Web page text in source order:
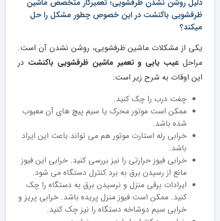
دلیل روشن نشدن ظرفشویی؛ تعمیرکار متخصص ماشین
ظرفشویی باکنشت در این خصوص چطور مشکل را حل
میکند؟
یکی از مشکلات ماشین ظرفشویی، روشن نشدن آن است.
مراحل عیب یابی و تعمیر ماشین ظرفشویی باکنشت در
این اوقات به شرح زیر است:
چفت درب را چک کنید.
ممکن است موتور محرک یا سیم پیچ های آن معیوب
شده باشد.
خرابی رله استارت موتور هم می تواند باعث این ایراد
باشد.
خرابی فیوز حرارتی را نیز بررسی کنید. خرابی این فیوز
مانع از رسیدن برق به برد کنترل دستگاه می شود.
ایرادات برقی منزل و نرسیدن برق به دستگاه را چک
کنید. ممکن است فیوز منزل پریده باشد. خرابی پریز و
خرابی سیم دوشاخه دستگاه را نیز چک کنید.